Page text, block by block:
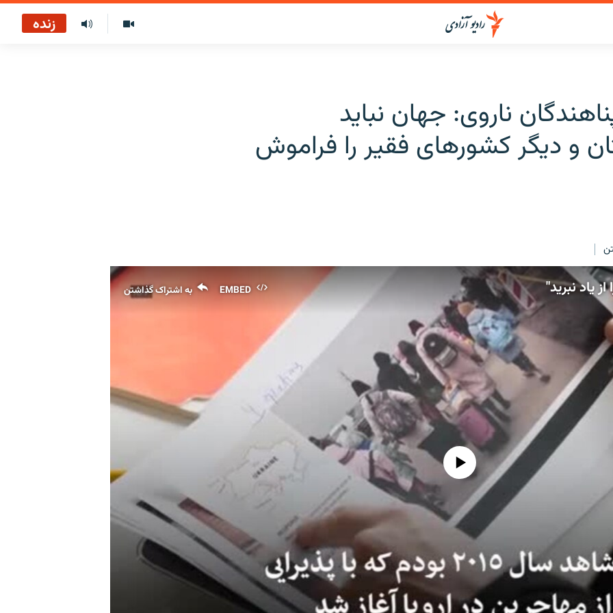
زنده
ناروی: جهان نباید
و دیگر کشورهای فقیر را فراموش
EMBED به اشتراک گذاشتن یاد نبرید"
No media source currently available